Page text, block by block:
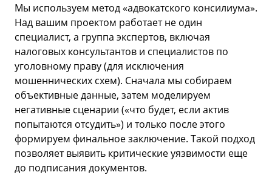
Мы используем метод «адвокатского консилиума».
Над вашим проектом работает не один
специалист, а группа экспертов, включая
налоговых консультантов и специалистов по
уголовному праву (для исключения
мошеннических схем). Сначала мы собираем
объективные данные, затем моделируем
негативные сценарии («что будет, если актив
попытаются отсудить») и только после этого
формируем финальное заключение. Такой подход
позволяет выявить критические уязвимости еще
до подписания документов.